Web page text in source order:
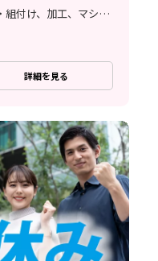
軽作業、梱包・仕分け、組立・組付け、加工、マシンオペレーター
詳細を見る